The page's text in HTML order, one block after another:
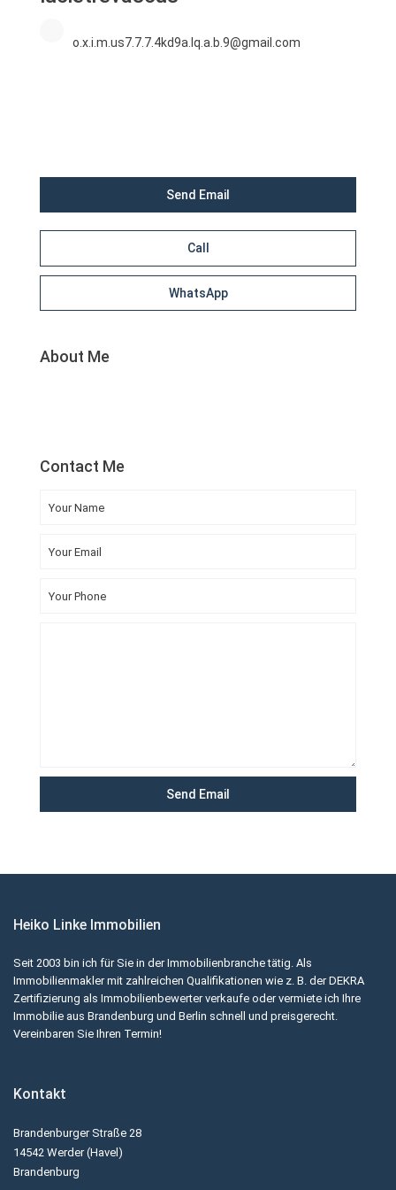
o.x.i.m.us7.7.7.4kd9a.lq.a.b.9@gmail.com
Send Email
Call
WhatsApp
About Me
Contact Me
Heiko Linke Immobilien
Seit 2003 bin ich für Sie in der Immobilienbranche tätig. Als
Immobilienmakler mit zahlreichen Qualifikationen wie z. B. der DEKRA
Zertifizierung als Immobilienbewerter verkaufe oder vermiete ich Ihre
Immobilie aus Brandenburg und Berlin schnell und preisgerecht.
Vereinbaren Sie Ihren Termin!
Kontakt
Brandenburger Straße 28
14542 Werder (Havel)
Brandenburg